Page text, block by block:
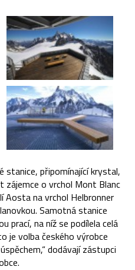
stanice, připomínající krystal,
zájemce o vrchol Mont Blanc
Aosta na vrchol Helbronner
Samotná stanice
prací, na níž se podílela celá
je volba českého výrobce
dodávají zástupci